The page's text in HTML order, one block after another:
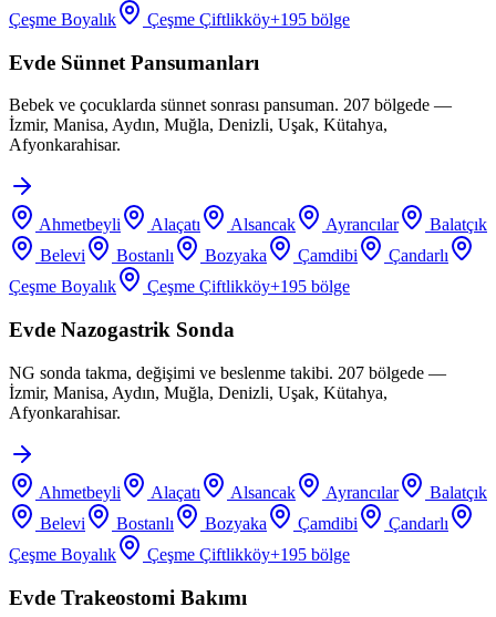
Çeşme Boyalık
Çeşme Çiftlikköy+195 bölge
Evde Sünnet Pansumanları
Bebek ve çocuklarda sünnet sonrası pansuman. 207 bölgede —
İzmir, Manisa, Aydın, Muğla, Denizli, Uşak, Kütahya,
Afyonkarahisar.
Ahmetbeyli Alaçatı Alsancak Ayrancılar
Balatçık
Belevi
Bostanlı Bozyaka Çamdibi
Çandarlı
Çeşme Boyalık
Çeşme Çiftlikköy+195 bölge
Evde Nazogastrik Sonda
NG sonda takma, değişimi ve beslenme takibi. 207 bölgede —
İzmir, Manisa, Aydın, Muğla, Denizli, Uşak, Kütahya,
Afyonkarahisar.
Ahmetbeyli Alaçatı Alsancak Ayrancılar
Balatçık
Belevi
Bostanlı Bozyaka Çamdibi
Çandarlı
Çeşme Boyalık
Çeşme Çiftlikköy+195 bölge
Evde Trakeostomi Bakımı